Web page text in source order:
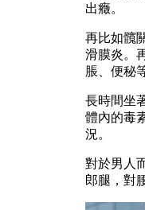
出癥。
再比如髖
滑膜炎。
脹、便秘
長時間坐
體內的毒
況。
對於男人
郎腿，對